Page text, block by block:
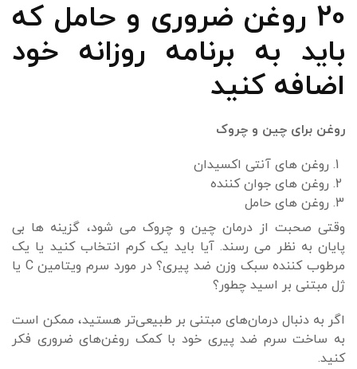
20 روغن ضروری و حامل که
باید به برنامه روزانه خود
اضافه کنید
روغن برای چین و چروک
روغن های آنتی اکسیدان
روغن های جوان کننده
روغن های حامل
وقتی صحبت از درمان چین و چروک می شود، گزینه ها بی
پایان به نظر می رسند. آیا باید یک کرم انتخاب کنید یا یک
مرطوب کننده سبک وزن ضد پیری؟ در مورد سرم ویتامین C یا
ژل مبتنی بر اسید چطور؟
اگر به دنبال درمان‌های مبتنی بر طبیعی‌تر هستید، ممکن است
به ساخت سرم ضد پیری خود با کمک روغن‌های ضروری فکر
کنید.